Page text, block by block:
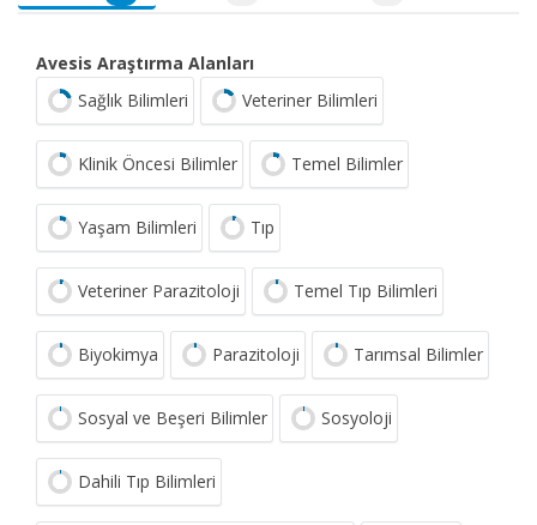
Avesis Araştırma Alanları
Sağlık Bilimleri
Veteriner Bilimleri
Klinik Öncesi Bilimler Temel Bilimler
Yaşam Bilimleri Tıp
Veteriner Parazitoloji Temel Tıp Bilimleri
Biyokimya Parazitoloji Tarımsal Bilimler
Sosyal ve Beşeri Bilimler Sosyoloji
Dahili Tıp Bilimleri